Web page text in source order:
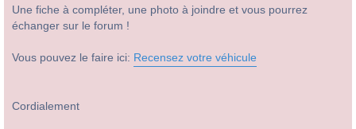
Une fiche à compléter, une photo à joindre et vous pourrez
échanger sur le forum !
Vous pouvez le faire ici: Recensez votre véhicule
Cordialement